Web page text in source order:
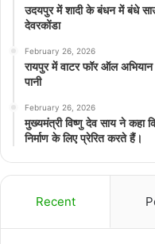
उदयपुर में शादी के बंधन में बंधे
देवरकोंडा
February 26, 2026
रायपुर में वाटर फॉर ऑल
पानी
February 26, 2026
मुख्यमंत्री विष्णु देव साय ने कहा
निर्माण के लिए प्रेरित करते हैं।
Recent